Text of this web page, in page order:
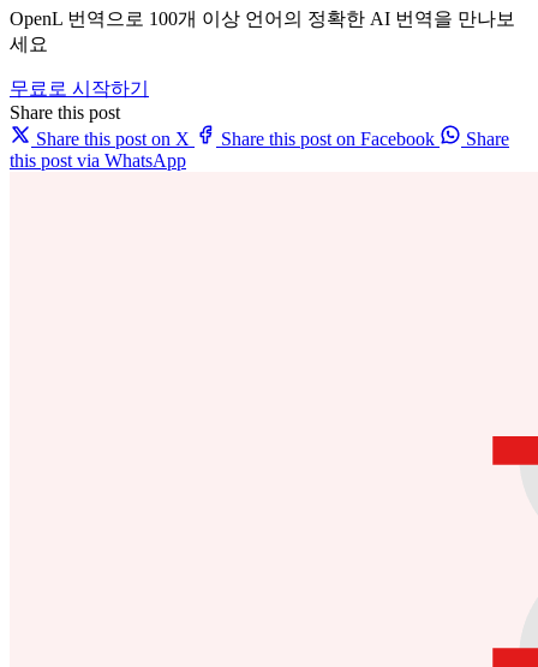
OpenL 번역으로 100개 이상 언어의 정확한 AI 번역을 만나보
세요
무료로 시작하기
Share this post
Share this post on X
Share this post on Facebook
Share
this post via WhatsApp